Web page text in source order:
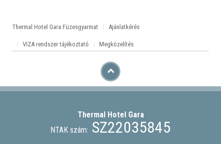
Thermal Hotel Gara Füzesgyarmat Ajánlatkérés
VIZA rendszer tájékoztató Megközelítés
Thermal Hotel Gara
NTAK szám: SZ22035845